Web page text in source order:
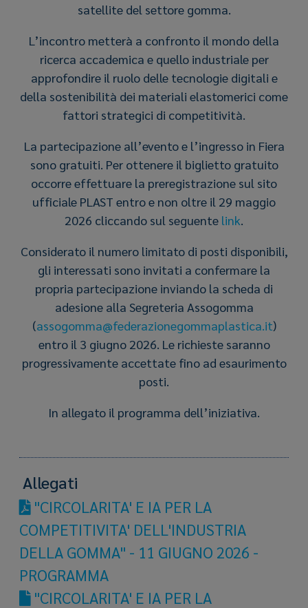
satellite del settore gomma.
L’incontro metterà a confronto il mondo della
ricerca accademica e quello industriale per
approfondire il ruolo delle tecnologie digitali e
della sostenibilità dei materiali elastomerici come
fattori strategici di competitività.
La partecipazione all’evento e l’ingresso in Fiera
sono gratuiti. Per ottenere il biglietto gratuito
occorre effettuare la preregistrazione sul sito
ufficiale PLAST entro e non oltre il 29 maggio
2026 cliccando sul seguente link.
Considerato il numero limitato di posti disponibili,
gli interessati sono invitati a confermare la
propria partecipazione inviando la scheda di
adesione alla Segreteria Assogomma
(assogomma@federazionegommaplastica.it)
entro il 3 giugno 2026. Le richieste saranno
progressivamente accettate fino ad esaurimento
posti.
In allegato il programma dell’iniziativa.
Allegati
"CIRCOLARITA' E IA PER LA
COMPETITIVITA' DELL'INDUSTRIA
DELLA GOMMA" - 11 GIUGNO 2026 -
PROGRAMMA
"CIRCOLARITA' E IA PER LA